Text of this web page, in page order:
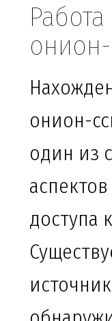
онион-
один из
доступа